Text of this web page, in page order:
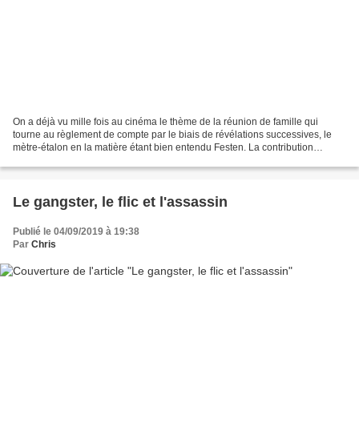
On a déjà vu mille fois au cinéma le thème de la réunion de famille qui
tourne au règlement de compte par le biais de révélations successives, le
mètre-étalon en la matière étant bien entendu Festen. La contribution
Le gangster, le flic et l'assassin
Publié le 04/09/2019 à 19:38
Par Chris